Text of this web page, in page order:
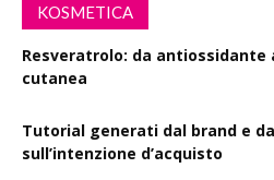
KOSMETICA
Resveratrolo: da antiossidante
cutanea
Tutorial generati dal brand e
sull’intenzione d’acquisto